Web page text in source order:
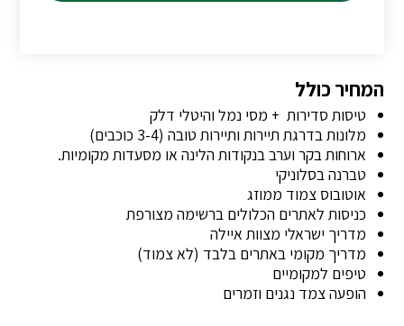
המחיר כולל
טיסות סדירות + מסי נמל והיטלי דלק
מלונות בדרגת תיירות ותיירות טובה (3-4 כוכבים)
ארוחות בקר וערב בנקודות הלינה או מסעדות מקומיות.
טברנה בסלוניקי
אוטובוס צמוד ממוזג
כניסות לאתרים הכלולים ברשימה מצורפת
מדריך ישראלי מצוות איילה
מדריך מקומי באתרים בלבד (לא צמוד)
טיפים למקומיים
הופעה צמד נגנים וזמרים